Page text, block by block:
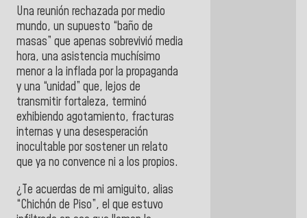
Una reunión rechazada por medio
mundo, un supuesto “baño de
masas” que apenas sobrevivió media
hora, una asistencia muchísimo
menor a la inflada por la propaganda
y una “unidad” que, lejos de
transmitir fortaleza, terminó
exhibiendo agotamiento, fracturas
internas y una desesperación
inocultable por sostener un relato
que ya no convence ni a los propios.
¿Te acuerdas de mi amiguito, alias
“Chichón de Piso”, el que estuvo